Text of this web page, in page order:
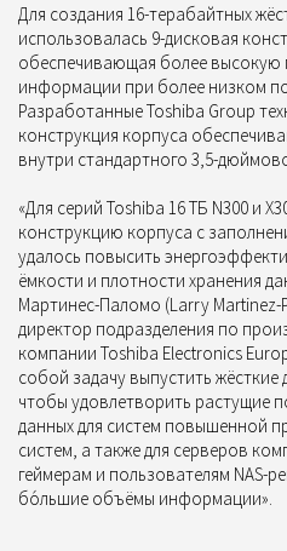
Для создания 16-терабайтных
использовалась 9-дисковая
обеспечивающая более высокую
информации при более низком
Разработанные Toshiba Group
конструкция корпуса
внутри стандартного 3,5-
«Для серий Toshiba 16 ТБ N300 и
конструкцию корпуса с
удалось повысить
ёмкости и плотности хранения
Мартинес-Паломо (Larry Martinez-
директор подразделения по
компании Toshiba Electronics
собой задачу выпустить жёсткие
чтобы удовлетворить растущие
данных для систем повышенной
систем, а также для серверов
геймерам и пользователям NAS-
бо́льшие объёмы информации».